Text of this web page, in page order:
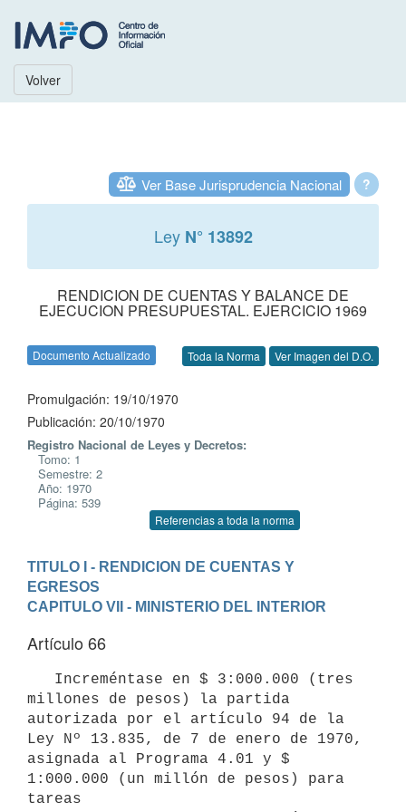
Volver
?
Ver Base Jurisprudencia Nacional
Ley N° 13892
RENDICION DE CUENTAS Y BALANCE DE
EJECUCION PRESUPUESTAL. EJERCICIO 1969
Documento Actualizado Toda la Norma Ver Imagen del D.O.
Promulgación: 19/10/1970
Publicación: 20/10/1970
Registro Nacional de Leyes y Decretos:
Tomo: 1
Semestre: 2
Año: 1970
Página: 539
Referencias a toda la norma
TITULO I - RENDICION DE CUENTAS Y
EGRESOS
CAPITULO VII - MINISTERIO DEL INTERIOR
Artículo 66
millones de pesos) la partida
autorizada por el artículo 94 de la
Ley Nº 13.835, de 7 de enero de 1970,
asignada al Programa 4.01 y $
1:000.000 (un millón de pesos) para
tareas